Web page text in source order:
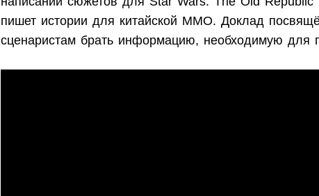
пишет истории для китайской ММО. Доклад
сценаристам брать информацию, необходимую для